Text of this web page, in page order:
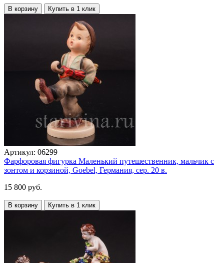
В корзину Купить в 1 клик
Артикул: 06299
Фарфоровая фигурка Маленький путешественник, мальчик с
зонтом и корзиной, Goebel, Германия, сер. 20 в.
15 800 руб.
В корзину Купить в 1 клик